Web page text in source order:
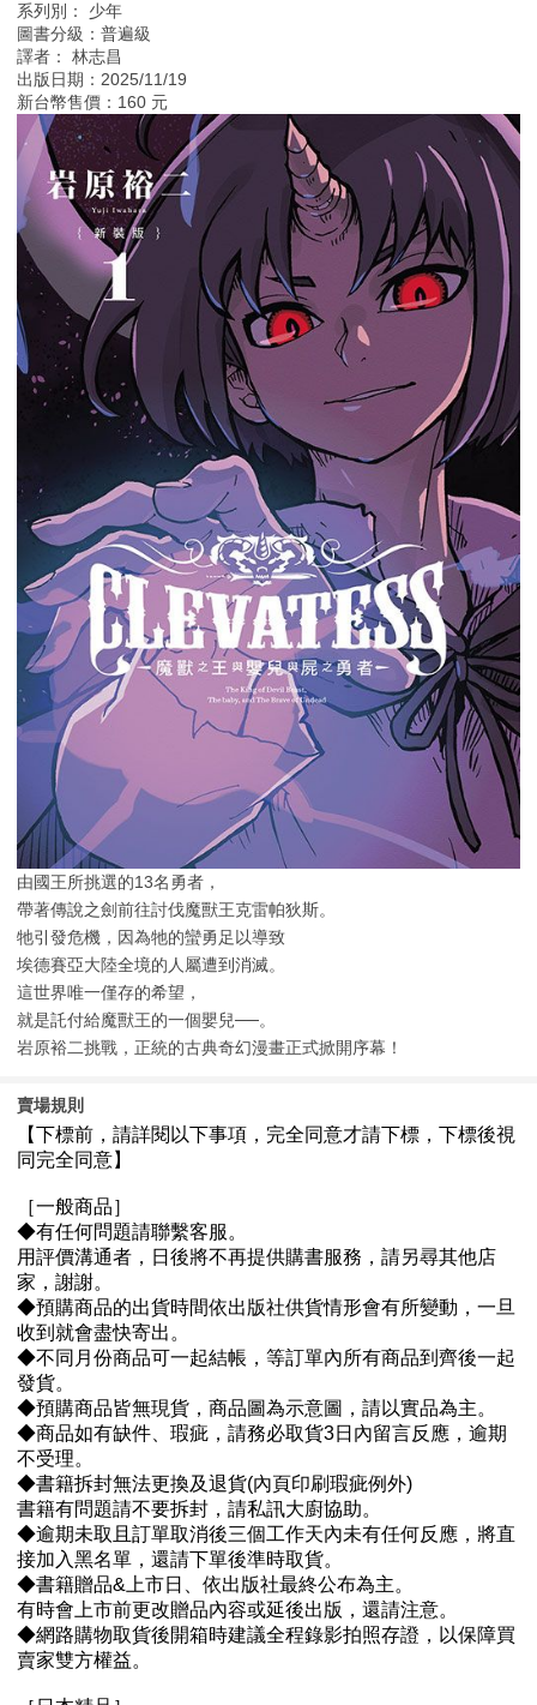
系列別： 少年
圖書分級：普遍級
譯者： 林志昌
出版日期：2025/11/19
新台幣售價：160 元
由國王所挑選的13名勇者，
帶著傳說之劍前往討伐魔獸王克雷帕狄斯。
牠引發危機，因為牠的蠻勇足以導致
埃德賽亞大陸全境的人屬遭到消滅。
這世界唯一僅存的希望，
就是託付給魔獸王的一個嬰兒──。
岩原裕二挑戰，正統的古典奇幻漫畫正式掀開序幕！
賣場規則